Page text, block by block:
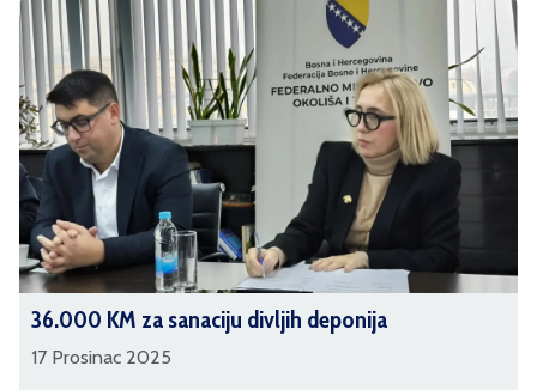
36.000 KM za sanaciju divljih deponija
17 Prosinac 2025